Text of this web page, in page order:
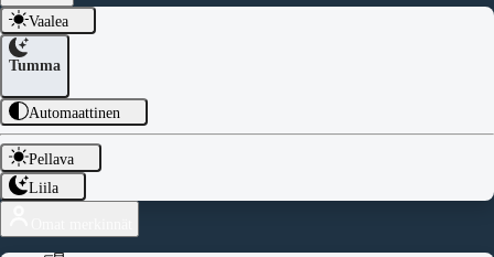
Vaalea
Tumma
Automaattinen
Pellava
Liila